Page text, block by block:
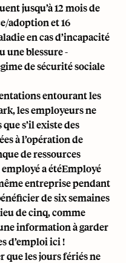
jusqu’à 12 mois de
adoption et 16
en cas d’incapacité
une blessure -
de sécurité sociale
entourant les
les employeurs ne
s’il existe des
à l’opération de
de ressources
a étéEmployé
entreprise pendant
de six semaines
de cinq, comme
information à garder
d’emploi ici !
que lesjours fériésne